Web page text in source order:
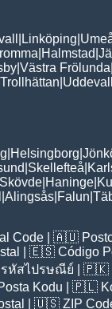
Linköping
Halmstad
Västra Frölunda
Trollhättan
Helsingborg
Skellefteå
Skövde Haninge
Alingsås Falun
Code | 🇦🇺
| 🇪🇸 Código
รหัสไปรษณีย์ | 🇵🇰
Kodu | 🇵🇱
| 🇺🇸 ZIP